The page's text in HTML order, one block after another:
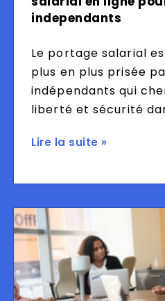
independants
Le portage salarial
plus en plus prisée
indépendants qui
liberté et sécurité
Lire la suite »